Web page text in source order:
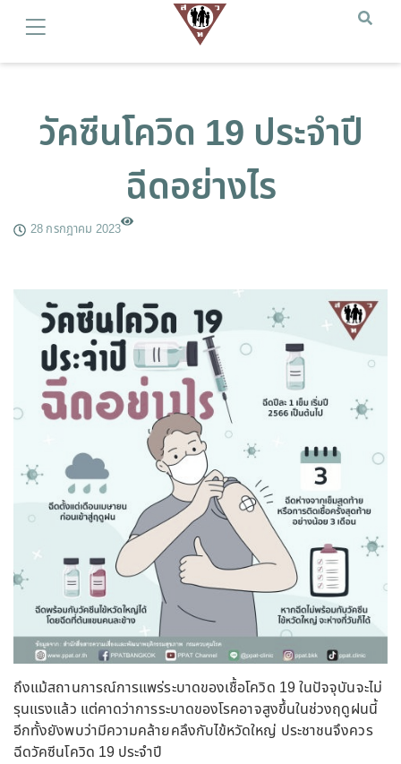
วัคซีนโควิด 19 ประจำปี
ฉีดอย่างไร
28 กรกฎาคม 2023
ถึงแม้สถานการณ์การแพร่ระบาดของเชื้อโควิด 19 ในปัจจุบันจะไม่
รุนแรงแล้ว แต่คาดว่าการระบาดของโรคอาจสูงขึ้นในช่วงฤดูฝนนี้
อีกทั้งยังพบว่ามีความคล้ายคลึงกับไข้หวัดใหญ่ ประชาชนจึงควร
ฉีดวัคซีนโควิด 19 ประจำปี